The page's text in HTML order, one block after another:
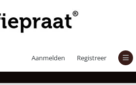
Aanmelden Registreer